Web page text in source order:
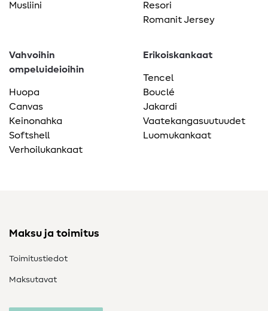
Musliini
Resori
Romanit Jersey
Vahvoihin
ompeluideioihin
Huopa
Canvas
Keinonahka
Softshell
Verhoilukankaat
Erikoiskankaat
Tencel
Bouclé
Jakardi
Vaatekangasuutuudet
Luomukankaat
Maksu ja toimitus
Toimitustiedot
Maksutavat